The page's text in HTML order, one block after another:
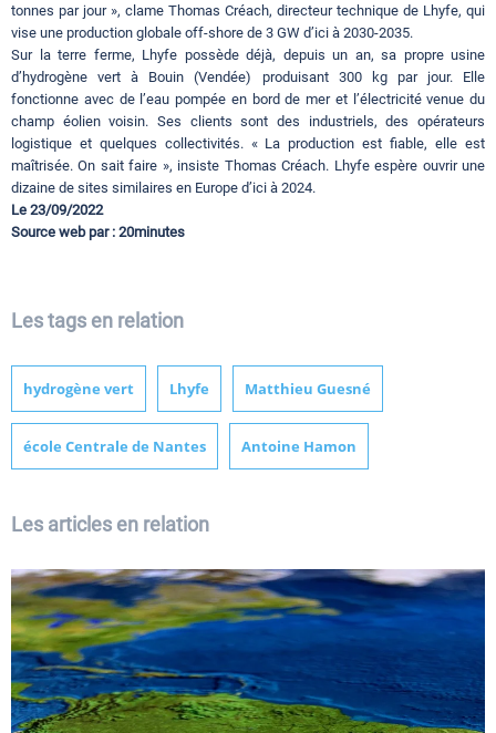
tonnes par jour », clame Thomas Créach, directeur technique de Lhyfe, qui
vise une production globale off-shore de 3 GW d’ici à 2030-2035.
Sur la terre ferme, Lhyfe possède déjà, depuis un an, sa propre usine
d’hydrogène vert à Bouin (Vendée) produisant 300 kg par jour. Elle
fonctionne avec de l’eau pompée en bord de mer et l’électricité venue du
champ éolien voisin. Ses clients sont des industriels, des opérateurs
logistique et quelques collectivités. « La production est fiable, elle est
maîtrisée. On sait faire », insiste Thomas Créach. Lhyfe espère ouvrir une
dizaine de sites similaires en Europe d’ici à 2024.
Le 23/09/2022
Source web par : 20minutes
Les tags en relation
hydrogène vert Lhyfe Matthieu Guesné
école Centrale de Nantes Antoine Hamon
Les articles en relation